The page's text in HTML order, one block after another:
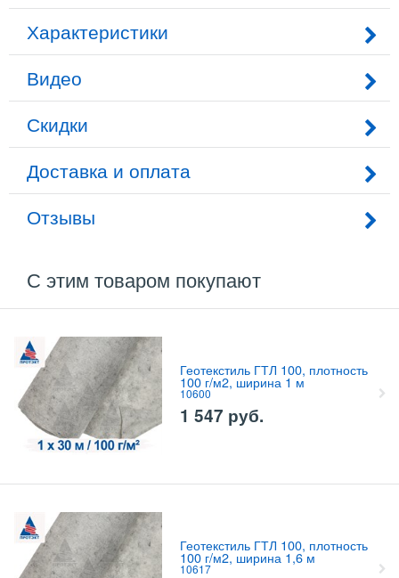
Характеристики
Видео
Скидки
Доставка и оплата
Отзывы
С этим товаром покупают
Геотекстиль ГТЛ 100, плотность
100 г/м2, ширина 1 м
10600
1 547 руб.
Геотекстиль ГТЛ 100, плотность
100 г/м2, ширина 1,6 м
10617